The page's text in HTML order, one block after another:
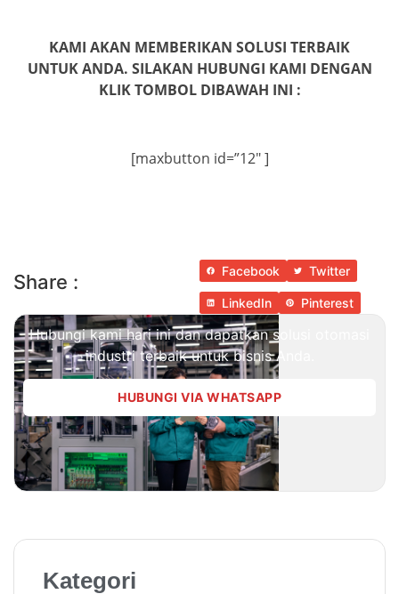
KAMI AKAN MEMBERIKAN SOLUSI TERBAIK
UNTUK ANDA. SILAKAN HUBUNGI KAMI DENGAN
KLIK TOMBOL DIBAWAH INI :
[maxbutton id=”12″ ]
Share : Facebook Twitter
LinkedIn Pinterest
Hubungi kami hari ini dan dapatkan solusi otomasi
industri terbaik untuk bisnis Anda.
HUBUNGI VIA WHATSAPP
Kategori